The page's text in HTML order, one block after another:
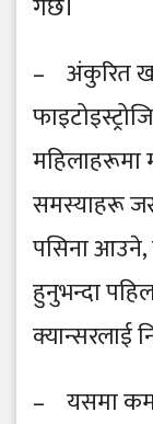
– अंकुरित
महिलाहरूमा
समस्याहरू
पसिना आउने,
हुनुभन्दा
क्यान्सरलाई
– यसमा कम